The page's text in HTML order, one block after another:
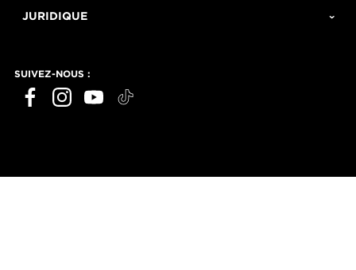
JURIDIQUE
SUIVEZ-NOUS :